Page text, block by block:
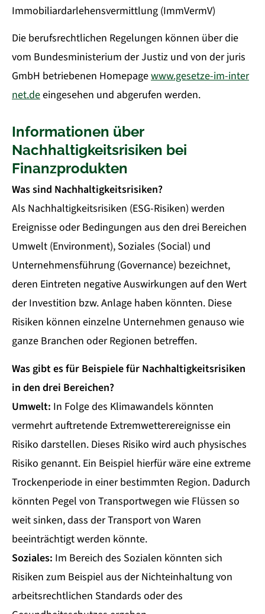
Immobiliardarlehensvermittlung (ImmVermV)
Die berufsrechtlichen Regelungen können über die
vom Bundesministerium der Justiz und von der juris
GmbH betriebenen Homepagewww.gesetze-im-inter
net.deeingesehen und abgerufen werden.
Informationen über
Nachhaltigkeitsrisiken bei
Finanzprodukten
Was sind Nachhaltigkeitsrisiken?
Als Nachhaltigkeitsrisiken (ESG-Risiken) werden
Ereignisse oder Bedingungen aus den drei Bereichen
Umwelt (Environment), Soziales (Social) und
Unternehmensführung (Governance) bezeichnet,
deren Eintreten negative Auswirkungen auf den Wert
der Investition bzw. Anlage haben könnten. Diese
Risiken können einzelne Unternehmen genauso wie
ganze Branchen oder Regionen betreffen.
Was gibt es für Beispiele für Nachhaltigkeitsrisiken
in den drei Bereichen?
Umwelt: In Folge des Klimawandels könnten
vermehrt auftretende Extremwetterereignisse ein
Risiko darstellen. Dieses Risiko wird auch physisches
Risiko genannt. Ein Beispiel hierfür wäre eine extreme
Trockenperiode in einer bestimmten Region. Dadurch
könnten Pegel von Transportwegen wie Flüssen so
weit sinken, dass der Transport von Waren
beeinträchtigt werden könnte.
Soziales: Im Bereich des Sozialen könnten sich
Risiken zum Beispiel aus der Nichteinhaltung von
arbeitsrechtlichen Standards oder des